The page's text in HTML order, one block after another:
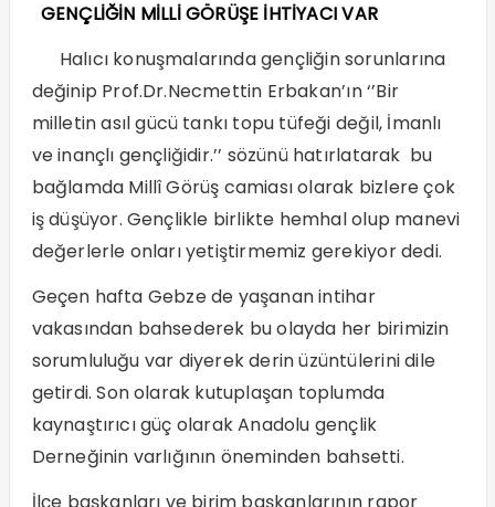
GENÇLİĞİN MİLLİ GÖRÜŞE İHTİYACI VAR
Halıcı konuşmalarında gençliğin sorunlarına
değinip Prof.Dr.Necmettin Erbakan’ın ‘’Bir
milletin asıl gücü tankı topu tüfeği değil, İmanlı
ve inançlı gençliğidir.’’ sözünü hatırlatarak bu
bağlamda Millî Görüş camiası olarak bizlere çok
iş düşüyor. Gençlikle birlikte hemhal olup manevi
değerlerle onları yetiştirmemiz gerekiyor dedi.
Geçen hafta Gebze de yaşanan intihar
vakasından bahsederek bu olayda her birimizin
sorumluluğu var diyerek derin üzüntülerini dile
getirdi. Son olarak kutuplaşan toplumda
kaynaştırıcı güç olarak Anadolu gençlik
Derneğinin varlığının öneminden bahsetti.